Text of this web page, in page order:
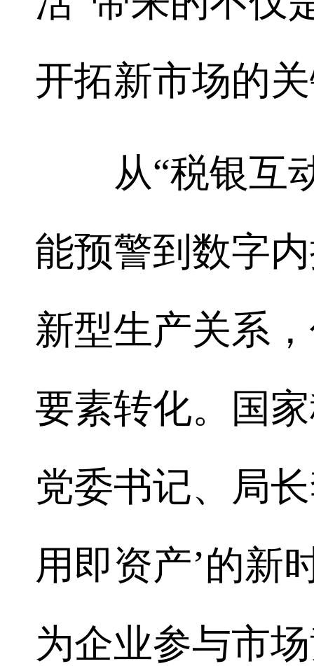
开拓新市场的
从“税银互动
能预警到数字
新型生产关系
要素转化。国
党委书记、局
用即资产’的新
为企业参与市